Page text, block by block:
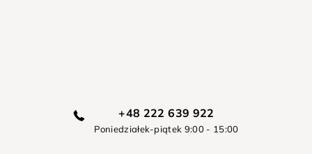
+48 222 639 922
Poniedziałek-piątek 9:00 - 15:00